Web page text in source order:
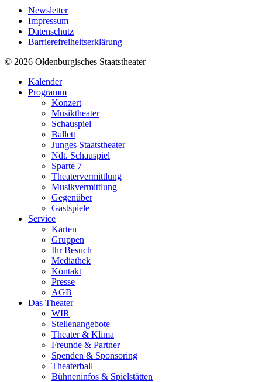
Newsletter
Impressum
Datenschutz
Barrierefreiheitserklärung
© 2026 Oldenburgisches Staatstheater
Kalender
Programm
Konzert
Musiktheater
Schauspiel
Ballett
Junges Staatstheater
Ndt. Schauspiel
Sparte 7
Theatervermittlung
Musikvermittlung
Gegenüber
Gastspiele
Service
Karten
Gruppen
Ihr Besuch
Mediathek
Kontakt
Presse
AGB
Das Theater
WIR
Stellenangebote
Theater & Klima
Freunde & Partner
Spenden & Sponsoring
Theaterball
Bühneninfos & Spielstätten